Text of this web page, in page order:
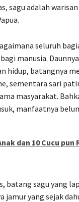
sagu adalah
seluruh
manusia.
hidup, batangnya
sementara sari
masyarakat.
manfaatnya
dan 10 Cucu
batang sagu yang
jamur yang sejak